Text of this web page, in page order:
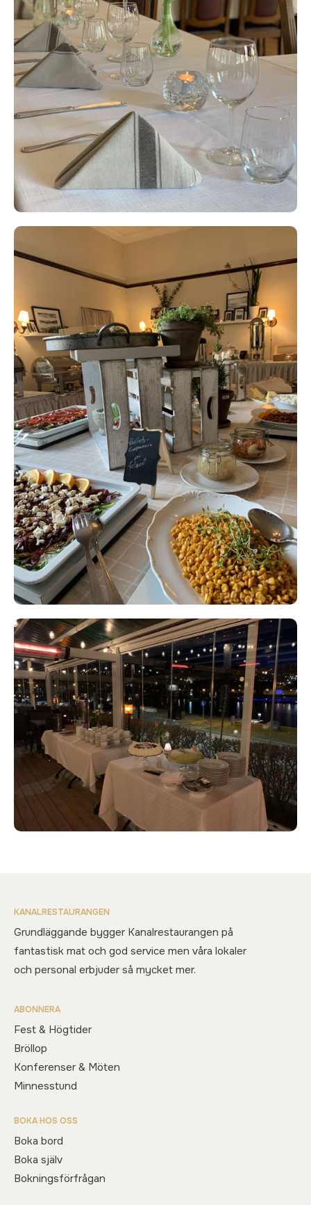
KANALRESTAURANGEN
Grundläggande bygger Kanalrestaurangen på
fantastisk mat och god service men våra lokaler
och personal erbjuder så mycket mer.
ABONNERA
Fest & Högtider
Bröllop
Konferenser & Möten
Minnesstund
BOKA HOS OSS
Boka bord
Boka själv
Bokningsförfrågan